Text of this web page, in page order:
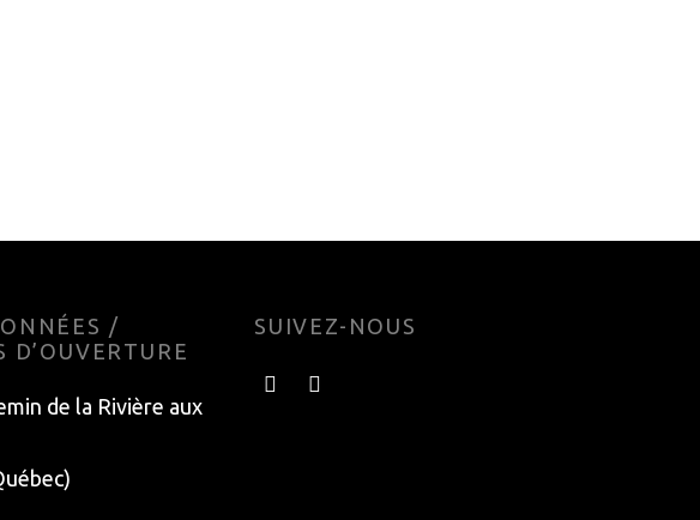
/
D’OUVERTURE
de la Rivière aux
SUIVEZ-NOUS